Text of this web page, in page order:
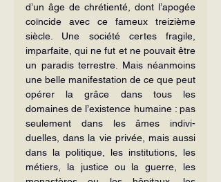
d’un âge de chrétienté, dont l’apogée
coïncide avec ce fameux trei­zième
siècle. Une société certes fragile,
imparfaite, qui ne fut et ne pouvait être
un paradis terrestre. Mais néan­moins
une belle manifestation de ce que peut
opérer la grâce dans tous les
domaines de l’existence humaine : pas
seulement dans les âmes indivi­
duelles, dans la vie privée, mais aussi
dans la politique, les institutions, les
métiers, la justice ou la guerre, les